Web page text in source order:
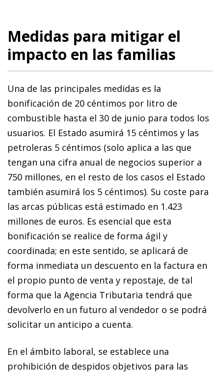
Medidas para mitigar el
impacto en las familias
Una de las principales medidas es la
bonificación de 20 céntimos por litro de
combustible hasta el 30 de junio para todos los
usuarios. El Estado asumirá 15 céntimos y las
petroleras 5 céntimos (solo aplica a las que
tengan una cifra anual de negocios superior a
750 millones, en el resto de los casos el Estado
también asumirá los 5 céntimos). Su coste para
las arcas públicas está estimado en 1.423
millones de euros. Es esencial que esta
bonificación se realice de forma ágil y
coordinada; en este sentido, se aplicará de
forma inmediata un descuento en la factura en
el propio punto de venta y repostaje, de tal
forma que la Agencia Tributaria tendrá que
devolverlo en un futuro al vendedor o se podrá
solicitar un anticipo a cuenta.
En el ámbito laboral, se establece una
prohibición de despidos objetivos para las